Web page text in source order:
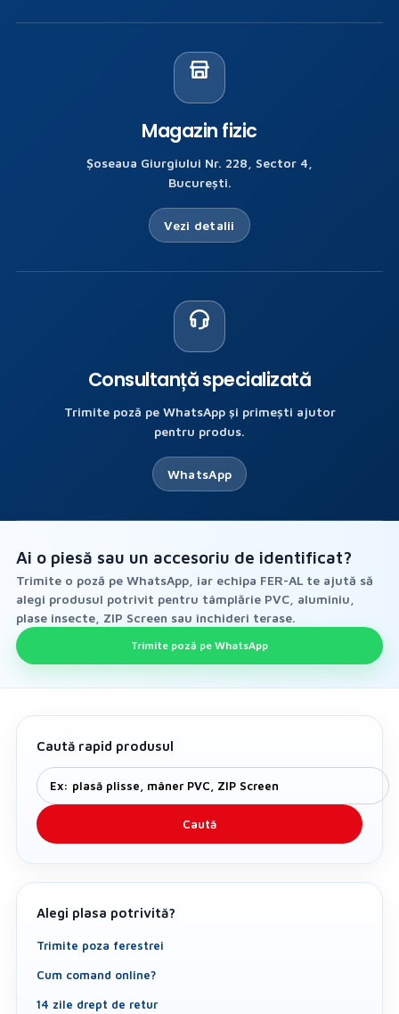
Magazin fizic
Șoseaua Giurgiului Nr. 228, Sector 4,
București.
Vezi detalii
Consultanță specializată
Trimite poză pe WhatsApp și primești ajutor
pentru produs.
WhatsApp
Ai o piesă sau un accesoriu de identificat?
Trimite o poză pe WhatsApp, iar echipa FER-AL te ajută să
alegi produsul potrivit pentru tâmplărie PVC, aluminiu,
plase insecte, ZIP Screen sau închideri terase.
Trimite poză pe WhatsApp
Caută rapid produsul
Caută
Alegi plasa potrivită?
Trimite poza ferestrei
Cum comand online?
14 zile drept de retur